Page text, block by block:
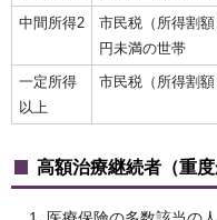
中間所得2
市民税（所得割
円未満の世帯
一定所得
以上
市民税（所得割
高額治療継続者（重